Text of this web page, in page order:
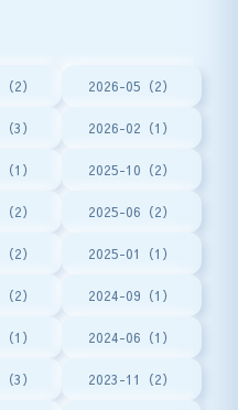
2） 2026-05（2）
3） 2026-02（1）
1） 2025-10（2）
2） 2025-06（2）
2） 2025-01（1）
2） 2024-09（1）
1） 2024-06（1）
3） 2023-11（2）